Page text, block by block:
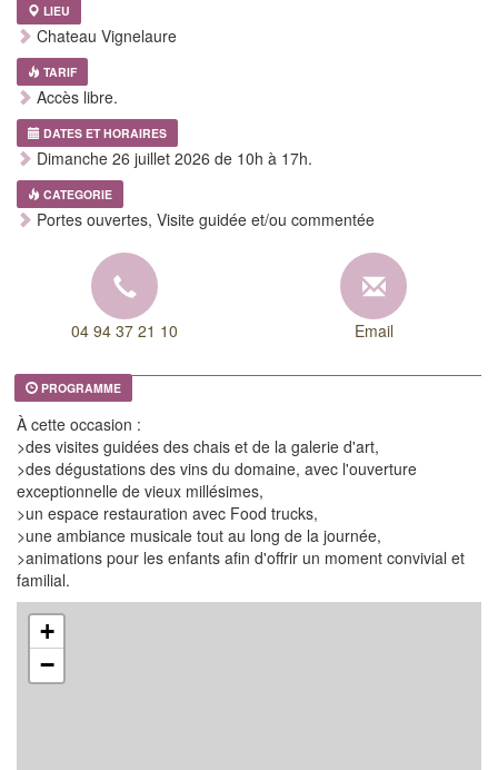
LIEU
Chateau Vignelaure
TARIF
Accès libre.
DATES ET HORAIRES
Dimanche 26 juillet 2026 de 10h à 17h.
CATEGORIE
Portes ouvertes, Visite guidée et/ou commentée
04 94 37 21 10 Email
PROGRAMME
À cette occasion :
>des visites guidées des chais et de la galerie d'art,
>des dégustations des vins du domaine, avec l'ouverture
exceptionnelle de vieux millésimes,
>un espace restauration avec Food trucks,
>une ambiance musicale tout au long de la journée,
>animations pour les enfants afin d'offrir un moment convivial et
familial.
+
−